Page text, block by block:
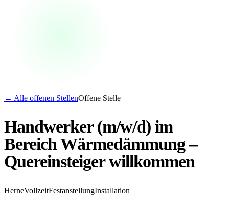
← Alle offenen StellenOffene Stelle
Handwerker (m/w/d) im
Bereich Wärmedämmung –
Quereinsteiger willkommen
HerneVollzeitFestanstellungInstallation